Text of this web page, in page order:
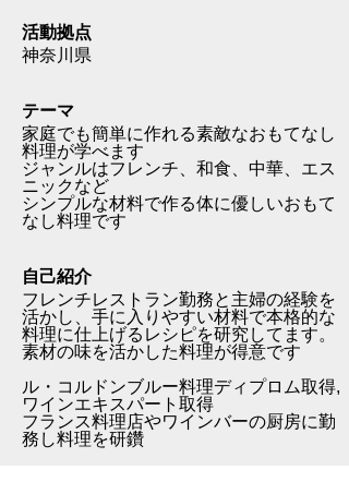
活動拠点
神奈川県
テーマ
家庭でも簡単に作れる素敵なおもてなし
料理が学べます
ジャンルはフレンチ、和食、中華、エス
ニックなど
シンプルな材料で作る体に優しいおもて
なし料理です
自己紹介
フレンチレストラン勤務と主婦の経験を
活かし、手に入りやすい材料で本格的な
料理に仕上げるレシピを研究してます。
素材の味を活かした料理が得意です
ル・コルドンブルー料理ディプロム取得,
ワインエキスパート取得
フランス料理店やワインバーの厨房に勤
務し料理を研鑽